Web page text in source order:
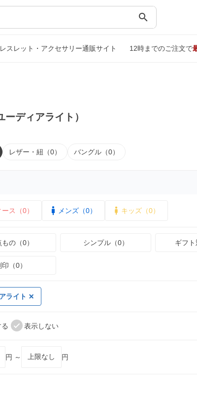
search
スレット・アクセサリー通販サイト 12時までのご注文で
ディアライト）
レザー・紐（0） バングル（0）
ス（0） メンズ（0） キッズ（0）
の（0） シンプル（0） ギフト
（0）
ライト
表示しない
円 ～ 円